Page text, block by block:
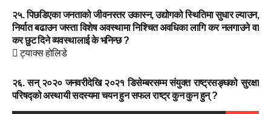
२५. पिछडिएका जनताको जीवनस्तर उकास्न, उद्योगको स्थितिमा सुधार ल्याउन,
निर्यात बढाउन जस्ता विशेष अवस्थामा निश्चित अवधिका लागि कर नलगाउने वा
कर छुट दिने व्यवस्थालाई के भनिन्छ ?
 ट्याक्स होलिडे
२६. सन् २०२० जनवरीदेखि २०२१ डिसेम्बरसम्म संयुक्त राष्ट्रसङ्घको सुरक्षा
परिषद्को अस्थायी सदस्यमा चयन हुन सफल राष्ट्र कुन कुन हुन् ?